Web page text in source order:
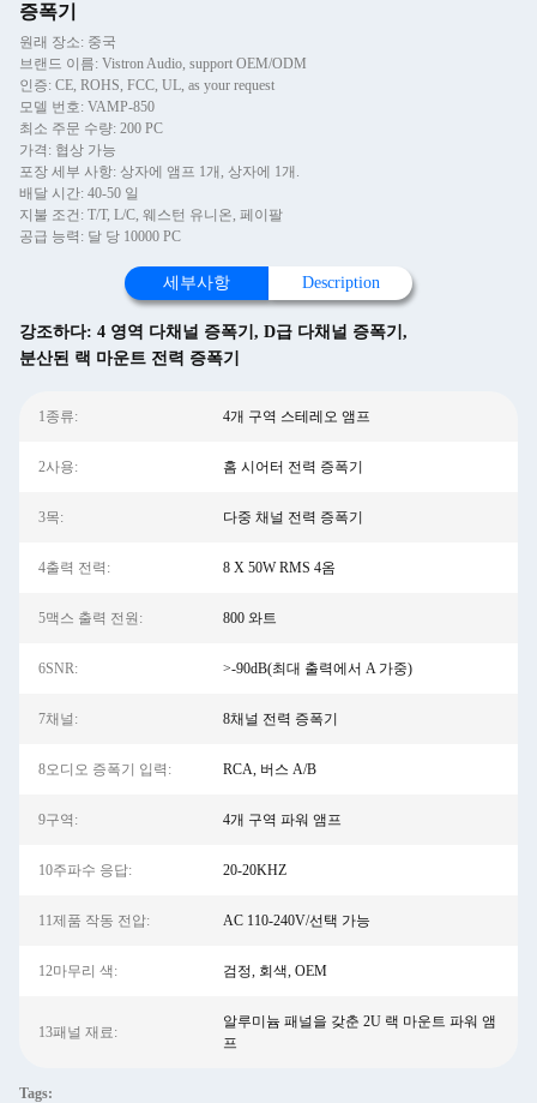
증폭기
원래 장소: 중국
브랜드 이름: Vistron Audio, support OEM/ODM
인증: CE, ROHS, FCC, UL, as your request
모델 번호: VAMP-850
최소 주문 수량: 200 PC
가격: 협상 가능
포장 세부 사항: 상자에 앰프 1개, 상자에 1개.
배달 시간: 40-50 일
지불 조건: T/T, L/C, 웨스턴 유니온, 페이팔
공급 능력: 달 당 10000 PC
세부사항 Description
강조하다: 4 영역 다채널 증폭기 , D급 다채널 증폭기 ,
분산된 랙 마운트 전력 증폭기
1종류: 4개 구역 스테레오 앰프
2사용: 홈 시어터 전력 증폭기
3목: 다중 채널 전력 증폭기
4출력 전력: 8 X 50W RMS 4옴
5맥스 출력 전원: 800 와트
6SNR: >-90dB(최대 출력에서 ​​A 가중)
7채널: 8채널 전력 증폭기
8오디오 증폭기 입력: RCA, 버스 A/B
9구역: 4개 구역 파워 앰프
10주파수 응답: 20-20KHZ
11제품 작동 전압: AC 110-240V/선택 가능
12마무리 색: 검정, 회색, OEM
13패널 재료:
알루미늄 패널을 갖춘 2U 랙 마운트 파워 앰
프
Tags: